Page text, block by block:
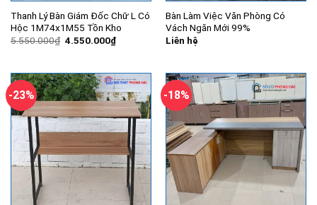
Thanh Lý Bàn Giám Đốc Chữ L Có
Hộc 1M74x1M55 Tồn Kho
5.550.000₫ Giá
4.550.000₫Giá
hiện
4.550.000₫.
Bàn Làm Việc Văn Phòng Có
Vách Ngăn Mới 99%
Liên hệ
-23% -18%